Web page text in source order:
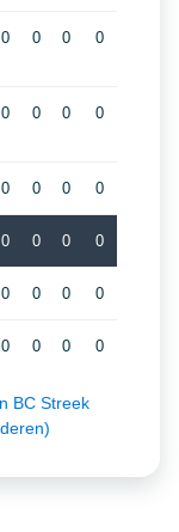
0 0 0 0
0 0 0 0
0 0 0 0
0 0 0 0
0 0 0 0
0 0 0 0
BC Streek